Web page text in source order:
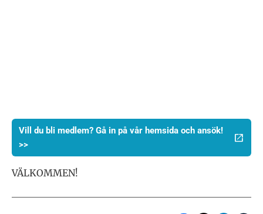
Vill du bli medlem? Gå in på vår hemsida och ansök!
>>
VÄLKOMMEN!